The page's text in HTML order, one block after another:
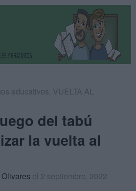
educativos, VUELTA AL
del tabú
la vuelta al
el 2 septiembre, 2022